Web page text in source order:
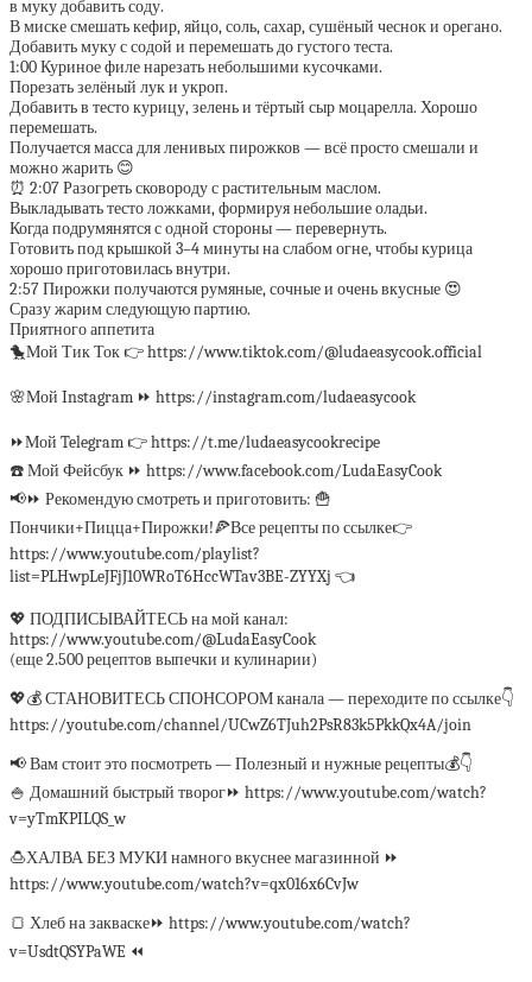
в муку добавить соду.
В миске смешать кефир, яйцо, соль, сахар, сушёный чеснок и орегано.
Добавить муку с содой и перемешать до густого теста.
1:00 Куриное филе нарезать небольшими кусочками.
Порезать зелёный лук и укроп.
Добавить в тесто курицу, зелень и тёртый сыр моцарелла. Хорошо
перемешать.
Получается масса для ленивых пирожков — всё просто смешали и
можно жарить 😊
⏰ 2:07 Разогреть сковороду с растительным маслом.
Выкладывать тесто ложками, формируя небольшие оладьи.
Когда подрумянятся с одной стороны — перевернуть.
Готовить под крышкой 3–4 минуты на слабом огне, чтобы курица
хорошо приготовилась внутри.
2:57 Пирожки получаются румяные, сочные и очень вкусные 😍
Сразу жарим следующую партию.
Приятного аппетита
🐤Мой Тик Ток 👉 https://www.tiktok.com/@ludaeasycook.official
🌸Мой Instagram ⏩ https://instagram.com/ludaeasycook
⏩Мой Telegram 👉 https://t.me/ludaeasycookrecipe
☎️ Мой Фейсбук ⏩ https://www.facebook.com/LudaEasyCook
📢⏩ Рекомендую смотреть и приготовить: 🍟
Пончики+Пицца+Пирожки!🍕Все рецепты по ссылке👉
https://www.youtube.com/playlist?
list=PLHwpLeJFjJ10WRoT6HccWTav3BE-ZYYXj 👈
💖 ПОДПИСЫВАЙТЕСЬ на мой канал:
https://www.youtube.com/@LudaEasyCook
(еще 2.500 рецептов выпечки и кулинарии)
💖💰 СТАНОВИТЕСЬ СПОНСОРОМ канала — переходите по ссылке👇
https://youtube.com/channel/UCwZ6TJuh2PsR83k5PkkQx4A/join
📢 Вам стоит это посмотреть — Полезный и нужные рецепты💰👇
🍚 Домашний быстрый творог⏩ https://www.youtube.com/watch?
v=yTmKPILQS_w
🍮ХАЛВА БЕЗ МУКИ намного вкуснее магазинной ⏩
https://www.youtube.com/watch?v=qx016x6CvJw
🍞 Хлеб на закваске⏩ https://www.youtube.com/watch?
v=UsdtQSYPaWE ⏪